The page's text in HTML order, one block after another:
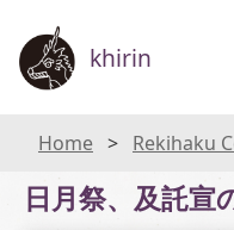
khirin
Home Rekihaku Collection
日月祭、及託宣